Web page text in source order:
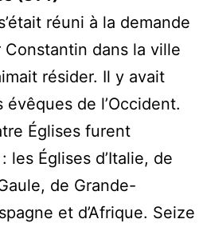
réuni à la demande
Constantin dans la ville
résider. Il y avait
de l’Occident.
Églises furent
les Églises d’Italie, de
de Grande-
et d’Afrique. Seize